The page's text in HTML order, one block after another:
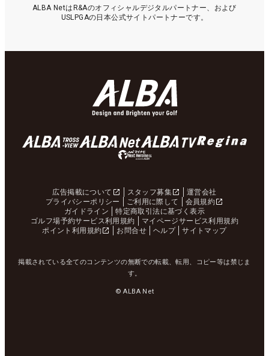
ALBA NetはR&Aのオフィシャルデジタルパートナー、および
USLPGAの日本公式サイトパートナーです。
広告掲載について スタッフ募集
運営会社
プライバシーポリシー
ご利用に際して
会員規約
ガイドライン
特定商取引法に基づく表示
ゴルフ場予約サービス利用規約
マイページサービス利用規約
ポイント利用規約
お問合せ ヘルプ サイトマップ
掲載されている全てのコンテンツの無断での転載、転用、コピー等は禁じま
す。
© ALBA Net